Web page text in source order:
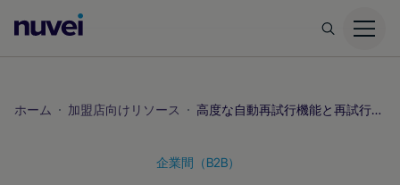
ホ
ム
ホーム 加盟店向けリソース 高度な自動再試行機能と再試行分析を提供する、販売者向けの最適なプラットフォームはどれですか？
企業間（B2B）